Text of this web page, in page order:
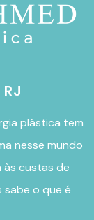
plástica tem
nesse mundo
às custas de
sabe o que é